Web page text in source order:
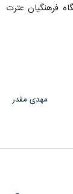
فرهنگیان عترت
مهدی مقدر